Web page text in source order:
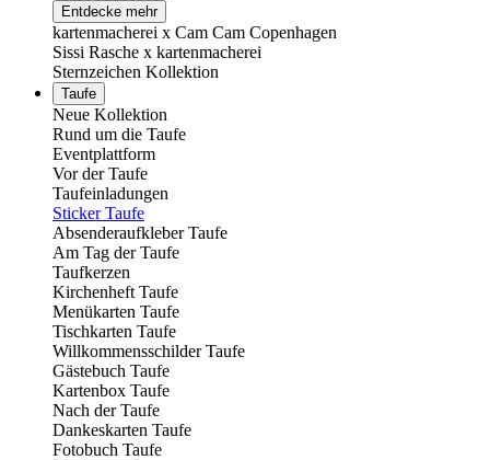
Entdecke mehr
kartenmacherei x Cam Cam Copenhagen
Sissi Rasche x kartenmacherei
Sternzeichen Kollektion
Taufe
Neue Kollektion
Rund um die Taufe
Eventplattform
Vor der Taufe
Taufeinladungen
Sticker Taufe
Absenderaufkleber Taufe
Am Tag der Taufe
Taufkerzen
Kirchenheft Taufe
Menükarten Taufe
Tischkarten Taufe
Willkommensschilder Taufe
Gästebuch Taufe
Kartenbox Taufe
Nach der Taufe
Dankeskarten Taufe
Fotobuch Taufe